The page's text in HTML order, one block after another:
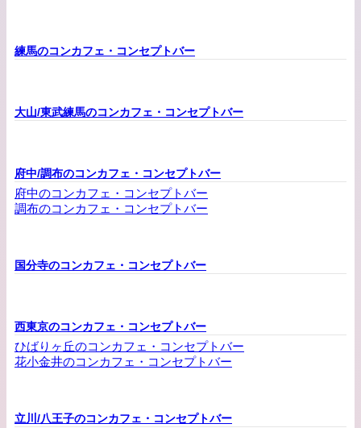
練馬のコンカフェ・コンセプトバー
大山/東武練馬のコンカフェ・コンセプトバー
府中/調布のコンカフェ・コンセプトバー
府中のコンカフェ・コンセプトバー
調布のコンカフェ・コンセプトバー
国分寺のコンカフェ・コンセプトバー
西東京のコンカフェ・コンセプトバー
ひばりヶ丘のコンカフェ・コンセプトバー
花小金井のコンカフェ・コンセプトバー
立川/八王子のコンカフェ・コンセプトバー